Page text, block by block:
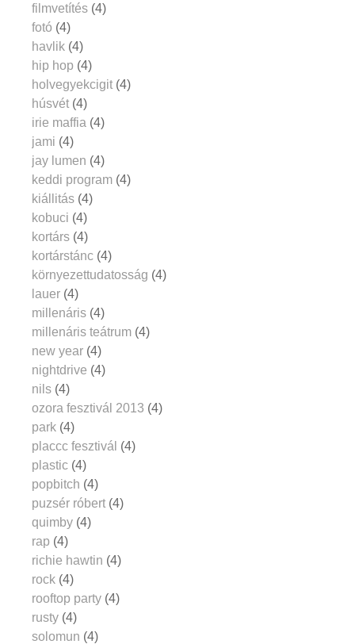
filmvetítés (4)
fotó (4)
havlik (4)
hip hop (4)
holvegyekcigit (4)
húsvét (4)
irie maffia (4)
jami (4)
jay lumen (4)
keddi program (4)
kiállitás (4)
kobuci (4)
kortárs (4)
kortárstánc (4)
környezettudatosság (4)
lauer (4)
millenáris (4)
millenáris teátrum (4)
new year (4)
nightdrive (4)
nils (4)
ozora fesztivál 2013 (4)
park (4)
placcc fesztivál (4)
plastic (4)
popbitch (4)
puzsér róbert (4)
quimby (4)
rap (4)
richie hawtin (4)
rock (4)
rooftop party (4)
rusty (4)
solomun (4)